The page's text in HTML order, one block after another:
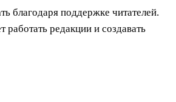
благодаря поддержке читателей.
редакции и создавать